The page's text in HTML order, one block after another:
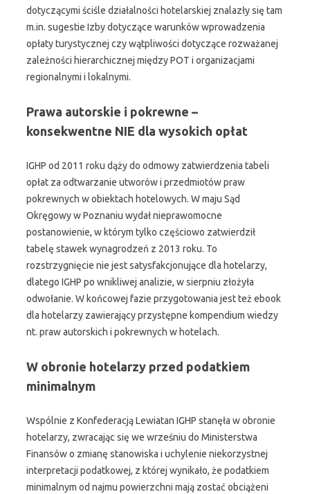
dotyczącymi ściśle działalności hotelarskiej znalazły się tam
m.in. sugestie Izby dotyczące warunków wprowadzenia
opłaty turystycznej czy wątpliwości dotyczące rozważanej
zależności hierarchicznej między POT i organizacjami
regionalnymi i lokalnymi.
Prawa autorskie i pokrewne –
konsekwentne NIE dla wysokich opłat
IGHP od 2011 roku dąży do odmowy zatwierdzenia tabeli
opłat za odtwarzanie utworów i przedmiotów praw
pokrewnych w obiektach hotelowych. W maju Sąd
Okręgowy w Poznaniu wydał nieprawomocne
postanowienie, w którym tylko częściowo zatwierdził
tabelę stawek wynagrodzeń z 2013 roku. To
rozstrzygnięcie nie jest satysfakcjonujące dla hotelarzy,
dlatego IGHP po wnikliwej analizie, w sierpniu złożyła
odwołanie. W końcowej fazie przygotowania jest też ebook
dla hotelarzy zawierający przystępne kompendium wiedzy
nt. praw autorskich i pokrewnych w hotelach.
W obronie hotelarzy przed podatkiem
minimalnym
Wspólnie z Konfederacją Lewiatan IGHP stanęła w obronie
hotelarzy, zwracając się we wrześniu do Ministerstwa
Finansów o zmianę stanowiska i uchylenie niekorzystnej
interpretacji podatkowej, z której wynikało, że podatkiem
minimalnym od najmu powierzchni mają zostać obciążeni